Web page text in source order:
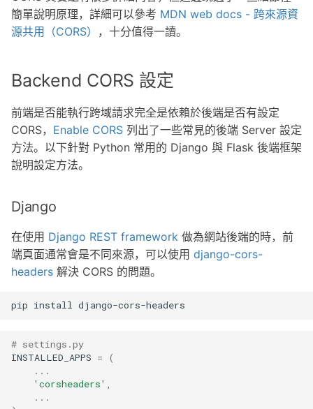
簡單說明原理，詳細可以參考 MDN web docs - 跨來源資
源共用（CORS） ，十分值得一讀。
Backend CORS 設定
前端是否能執行跨域請求完全是依賴於後端是否有設定
CORS， Enable CORS 列出了一些常見的後端 Server 設定
方法。以下針對 Python 常用的 Django 與 Flask 後端框架
說明設定方法。
Django
在使用 Django REST framework 做為網站後端的時，前
端頁面通常會是不同來源，可以使用 django-cors-
headers 解決 CORS 的問題。
pip install
# settings.py
INSTALLED_APPS =
(
...
'corsheaders' ,
...